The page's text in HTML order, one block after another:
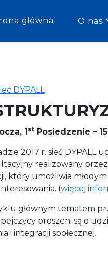
główna O nas
DYPALL
1st Posiedzenie – 15
2017 r. sieć DYPALL
realizowany
który umożliwia
(więcej
głównym tematem
proszeni są o
i integracji społecznej.